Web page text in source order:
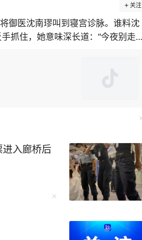
关注
御医沈南璆叫到寝宫诊脉。谁料沈
抓住，她意味深长道：“今夜别走
径的视角，收集了大量被人遗忘、
璆说：“陛下乃欠缺阳气所致。”随
上下打量自己，目光灼灼，不禁心
，你先替朕尝尝如何？”武则天忽然
气立刻严厉起来。 沈南璆心
着不让自己御前失态，跪求道：“微
入廊桥后